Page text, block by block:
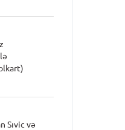
Sıvic və